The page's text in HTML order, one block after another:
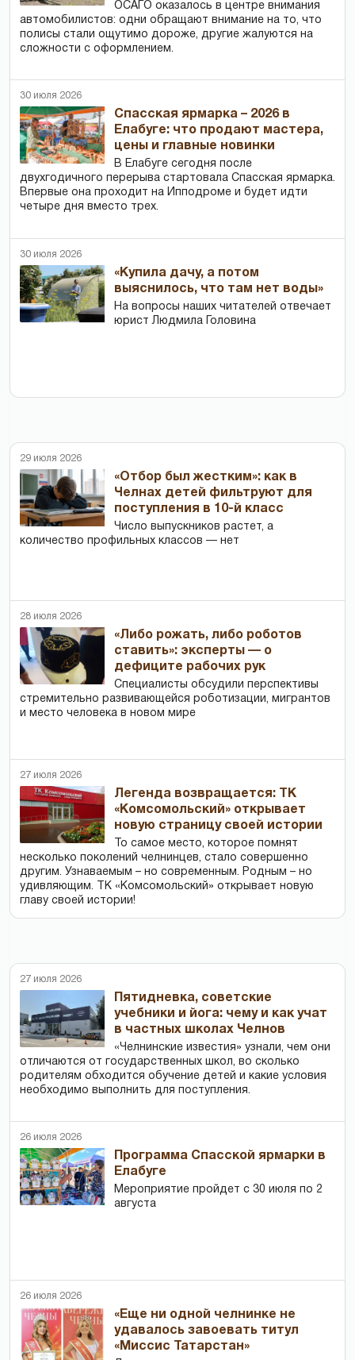
ОСАГО оказалось в центре внимания
автомобилистов: одни обращают внимание на то, что
полисы стали ощутимо дороже, другие жалуются на
сложности с оформлением.
30 июля 2026
Спасская ярмарка – 2026 в
Елабуге: что продают мастера,
цены и главные новинки
В Елабуге сегодня после
двухгодичного перерыва стартовала Спасская ярмарка.
Впервые она проходит на Ипподроме и будет идти
четыре дня вместо трех.
30 июля 2026
«Купила дачу, а потом
выяснилось, что там нет воды»
На вопросы наших читателей отвечает
юрист Людмила Головина
29 июля 2026
«Отбор был жестким»: как в
Челнах детей фильтруют для
поступления в 10-й класс
Число выпускников растет, а
количество профильных классов — нет
28 июля 2026
«Либо рожать, либо роботов
ставить»: эксперты — о
дефиците рабочих рук
Специалисты обсудили перспективы
стремительно развивающейся роботизации, мигрантов
и место человека в новом мире
27 июля 2026
Легенда возвращается: ТК
«Комсомольский» открывает
новую страницу своей истории
То самое место, которое помнят
несколько поколений челнинцев, стало совершенно
другим. Узнаваемым – но современным. Родным – но
удивляющим. ТК «Комсомольский» открывает новую
главу своей истории!
27 июля 2026
Пятидневка, советские
учебники и йога: чему и как учат
в частных школах Челнов
«Челнинские известия» узнали, чем они
отличаются от государственных школ, во сколько
родителям обходится обучение детей и какие условия
необходимо выполнить для поступления.
26 июля 2026
Программа Спасской ярмарки в
Елабуге
Мероприятие пройдет с 30 июля по 2
августа
26 июля 2026
«Еще ни одной челнинке не
удавалось завоевать титул
«Миссис Татарстан»